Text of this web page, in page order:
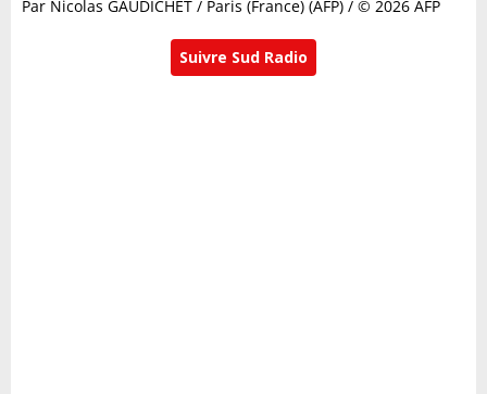
Par Nicolas GAUDICHET / Paris (France) (AFP) / © 2026 AFP
Suivre Sud Radio